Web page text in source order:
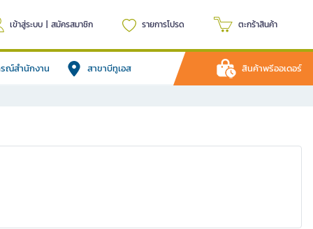
เข้าสู่ระบบ | สมัครสมาชิก รายการโปรด ตะกร้าสินค้า
รณ์สำนักงาน สาขาบีทูเอส สินค้าพรีออเดอร์